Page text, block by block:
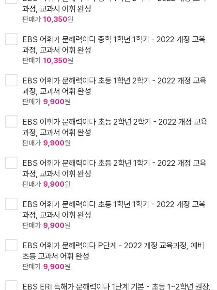
과정, 교과서 어휘 완성
판매가 10,350원
EBS 어휘가 문해력이다 중학 1학년 1학기 - 2022 개정 교육
과정, 교과서 어휘 완성
판매가 10,350원
EBS 어휘가 문해력이다 초등 1학년 2학기 - 2022 개정 교육
과정, 교과서 어휘 완성
판매가 9,900원
EBS 어휘가 문해력이다 초등 2학년 2학기 - 2022 개정 교육
과정, 교과서 어휘 완성
판매가 9,900원
EBS 어휘가 문해력이다 초등 2학년 1학기 - 2022 개정 교육
과정, 교과서 어휘 완성
판매가 9,900원
EBS 어휘가 문해력이다 초등 1학년 1학기 - 2022 개정 교육
과정, 교과서 어휘 완성
판매가 9,900원
EBS 어휘가 문해력이다 P단계 - 2022 개정 교육과정, 예비
초등 교과서 어휘 완성
판매가 9,900원
EBS ERI 독해가 문해력이다 1단계 기본 - 초등 1~2학년 권장,